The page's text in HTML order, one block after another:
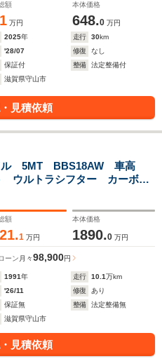
額
万円
本体価格
648.0 万円
2025年 走行 30km
'28/07 修復
なし
保証付 整備
法定整備付
滋賀県守山市
見積依頼
5MT BBS18AW 車高
ルトラシフター カーボン
マフラー MOMOハンドル
額
1 万円
本体価格
1890.0 万円
ーン 月々98,900円
1991年 走行 10.1万km
'26/11 修復
あり
保証無 整備
法定整備無
滋賀県守山市
見積依頼